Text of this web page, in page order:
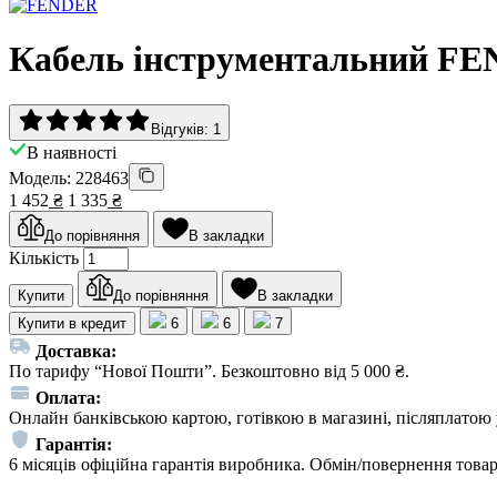
Кабель інструментальний
Відгуків: 1
В наявності
Модель: 228463
1 452 ₴ 1 335 ₴
До порівняння В закладки
Кількість
Купити До порівняння
В закладки
Купити в кредит
6 6 7
Доставка:
По тарифу “Нової Пошти”. Безкоштовно від 5 000 ₴.
Оплата:
Онлайн банківською картою, готівкою в магазині,
Гарантія:
6 місяців офіційна гарантія виробника. Обмін/повернення